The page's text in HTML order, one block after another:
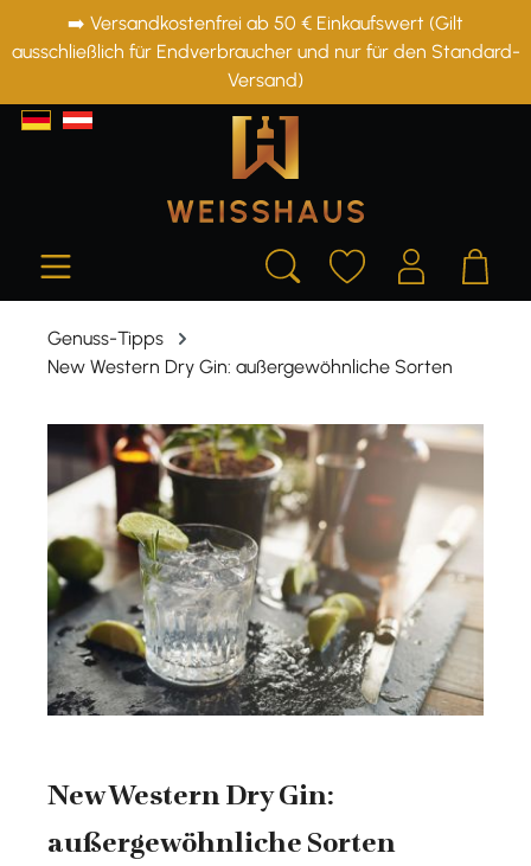
springen
➡️ Versandkostenfrei ab 50 € Einkaufswert (Gilt
ausschließlich für Endverbraucher und nur für den Standard-
Versand)
Genuss-Tipps
New Western Dry Gin: außergewöhnliche Sorten
New Western Dry Gin:
außergewöhnliche Sorten